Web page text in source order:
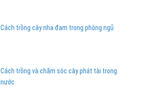
Cách trồng cây nha đam trong phòng ngủ
Cách trồng và chăm sóc cây phát tài trong
nước